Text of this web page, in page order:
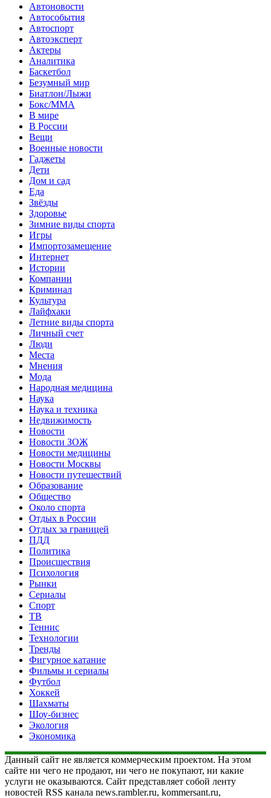
Автоновости
Автособытия
Автоспорт
Автоэксперт
Актеры
Аналитика
Баскетбол
Безумный мир
Биатлон/Лыжи
Бокс/MMA
В мире
В России
Вещи
Военные новости
Гаджеты
Дети
Дом и сад
Еда
Звёзды
Здоровье
Зимние виды спорта
Игры
Импортозамещение
Интернет
Истории
Компании
Криминал
Культура
Лайфхаки
Летние виды спорта
Личный счет
Люди
Места
Мнения
Мода
Народная медицина
Наука
Наука и техника
Недвижимость
Новости
Новости ЗОЖ
Новости медицины
Новости Москвы
Новости путешествий
Образование
Общество
Около спорта
Отдых в России
Отдых за границей
ПДД
Политика
Происшествия
Психология
Рынки
Сериалы
Спорт
ТВ
Теннис
Технологии
Тренды
Фигурное катание
Фильмы и сериалы
Футбол
Хоккей
Шахматы
Шоу-бизнес
Экология
Экономика
Данный сайт не является коммерческим проектом. На этом
сайте ни чего не продают, ни чего не покупают, ни какие
услуги не оказываются. Сайт представляет собой ленту
новостей RSS канала news.rambler.ru, kommersant.ru,